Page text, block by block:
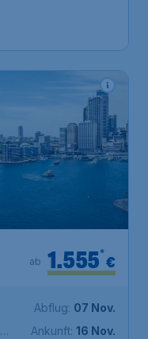
€
1.555*
ab
Abflug: 07 Nov.
Ankunft: 16 Nov.